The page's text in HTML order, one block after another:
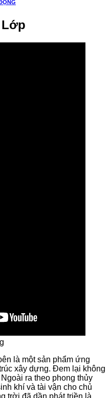
Lớp
là một sản phẩm ứng
xây dựng. Đem lại không
ra theo phong thủy
khí và tài vận cho chủ
trời đã dần phát triền là